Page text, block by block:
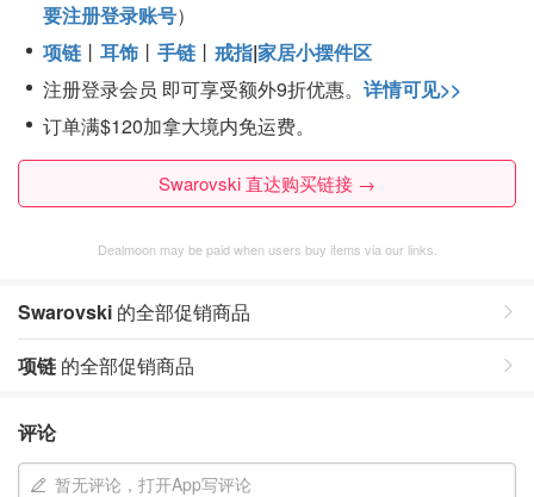
要注册登录账号）
项链 丨 耳饰 丨 手链 丨 戒指|家居小摆件区
注册登录会员 即可享受额外9折优惠。 详情可见>>
订单满$120加拿大境内免运费。
Swarovski 直达购买链接 →
Dealmoon may be paid when users buy items via our links.
Swarovski 的全部促销商品
项链 的全部促销商品
评论
暂无评论，打开App写评论